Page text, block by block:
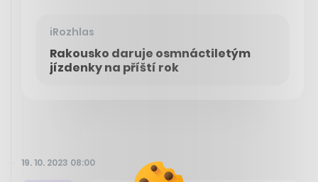
iRozhlas
Rakousko daruje osmnáctiletým
jízdenky na příští rok
19. 10. 2023 08:00